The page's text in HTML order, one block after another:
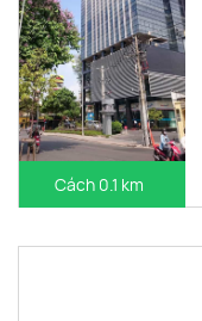
Cách 0.1 km